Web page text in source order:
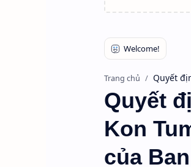
Trang chủ Quyết
Quyết
Kon
của